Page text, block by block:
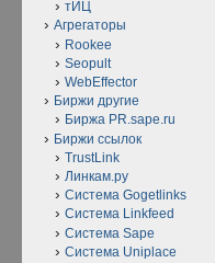
тИЦ
Агрегаторы
Rookee
Seopult
WebEffector
Биржи другие
Биржа PR.sape.ru
Биржи ссылок
TrustLink
Линкам.ру
Система Gogetlinks
Система Linkfeed
Система Sape
Система Uniplace